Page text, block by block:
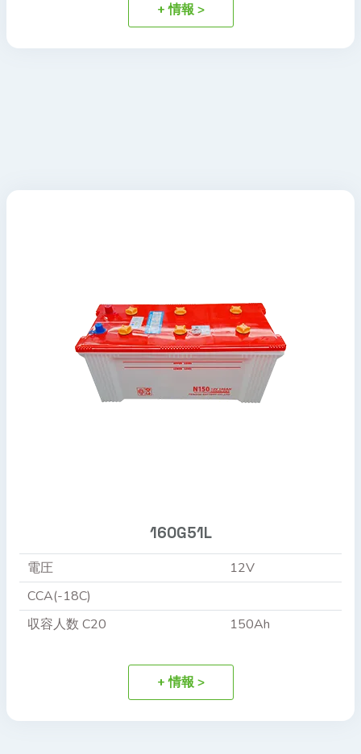
+ 情報 >
160G51L
電圧
12V
CCA(-18C)
収容人数 C20
150Ah
+ 情報 >